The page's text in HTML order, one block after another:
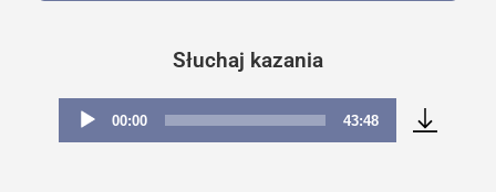
Słuchaj kazania
Odtwarzacz
00:00 43:48